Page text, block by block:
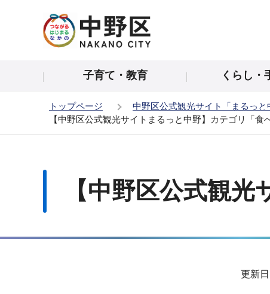
の
子育て・教育 くらし・
トップページ 中野区公式観光サイト「まるっと
【中野区公式観光サイトまるっと中野】カテゴリ「食
【中野区公式観
更新